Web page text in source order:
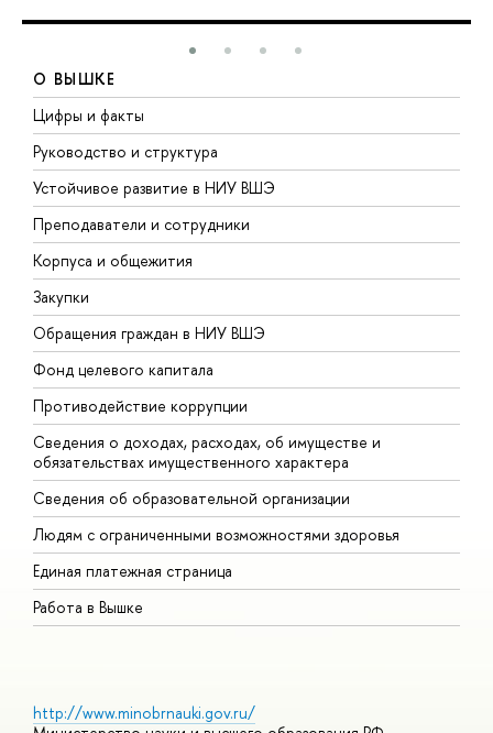
О ВЫШКЕ
Цифры и факты
Руководство и структура
Устойчивое развитие в НИУ ВШЭ
Преподаватели и сотрудники
Корпуса и общежития
Закупки
Обращения граждан в НИУ ВШЭ
Фонд целевого капитала
Противодействие коррупции
Сведения о доходах, расходах, об имуществе и
обязательствах имущественного характера
Сведения об образовательной организации
Людям с ограниченными возможностями здоровья
Единая платежная страница
Работа в Вышке
http://www.minobrnauki.gov.ru/